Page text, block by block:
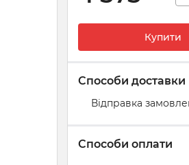
Купити
Способи доставки
Відправка
Способи оплати